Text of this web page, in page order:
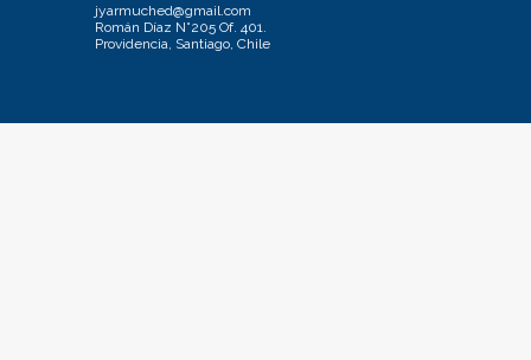
jyarmuched@gmail.com
Román Díaz N°205 Of. 401.
Providencia, Santiago, Chile